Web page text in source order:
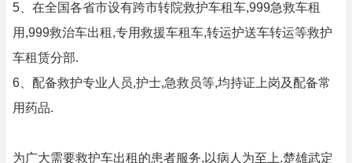
5、在全国各省市设有跨市转院救护车租车,999急救车租
用,999救治车出租,专用救援车租车,转运护送车转运等救护
车租赁分部.
6、配备救护专业人员,护士,急救员等,均持证上岗及配备常
用药品.
为广大需要救护车出租的患者服务,以病人为至上.楚雄武定